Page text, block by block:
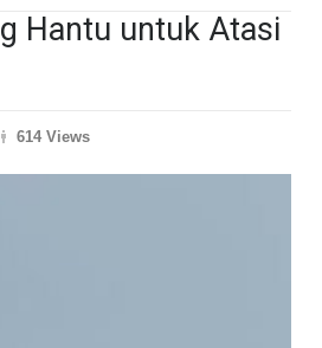
Hantu untuk Atasi
614 Views